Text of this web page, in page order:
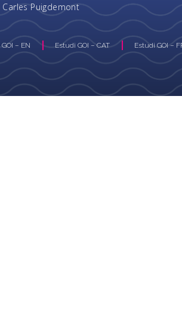
Puigdemont
– EN Estudi GOI – CAT Estudi GOI –